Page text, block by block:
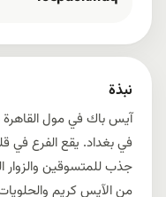
نبذة
آيس باك في مول القاهرة
في بغداد. يقع الفرع في
جذب للمتسوقين والزوار
من الآيس كريم